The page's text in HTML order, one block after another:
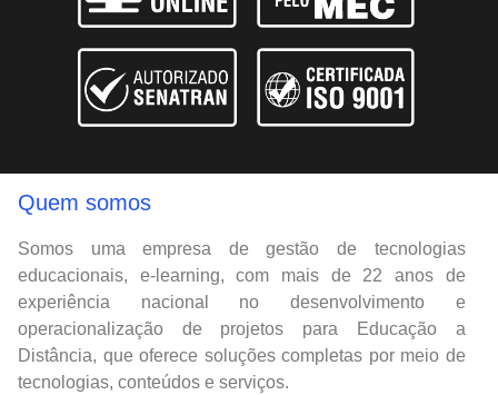
Quem somos
Somos uma empresa de gestão de tecnologias
educacionais, e-learning, com mais de 22 anos de
experiência nacional no desenvolvimento e
operacionalização de projetos para Educação a
Distância, que oferece soluções completas por meio de
tecnologias, conteúdos e serviços.